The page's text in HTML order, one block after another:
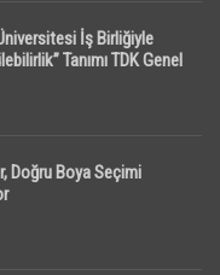
İş Birliğiyle
Tanımı TDK Genel
Doğru Boya Seçimi